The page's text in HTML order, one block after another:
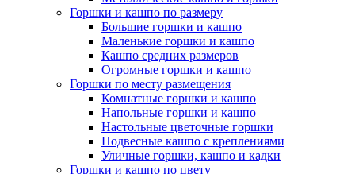
Горшки и кашпо по размеру
Большие горшки и кашпо
Маленькие горшки и кашпо
Кашпо средних размеров
Огромные горшки и кашпо
Горшки по месту размещения
Комнатные горшки и кашпо
Напольные горшки и кашпо
Настольные цветочные горшки
Подвесные кашпо с креплениями
Уличные горшки, кашпо и кадки
Горшки и кашпо по цвету